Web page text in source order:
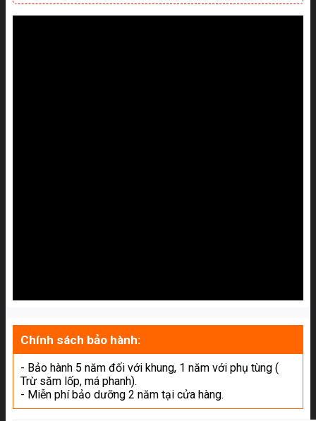
Chính sách bảo hành:
- Bảo hành 5 năm đối với khung, 1 năm với phụ tùng (
Trừ săm lốp, má phanh).
- Miễn phí bảo dưỡng 2 năm tại cửa hàng.